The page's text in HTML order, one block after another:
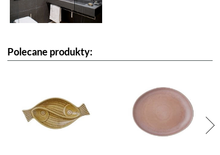
Polecane produkty: